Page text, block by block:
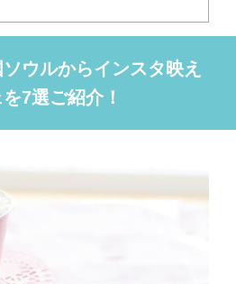
ウルからインスタ映え
7選ご紹介！